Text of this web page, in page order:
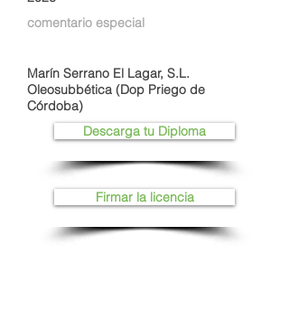
comentario especial
Marín Serrano El Lagar, S.L.
Oleosubbética (Dop Priego de
Córdoba)
Descarga tu Diploma
Firmar la licencia